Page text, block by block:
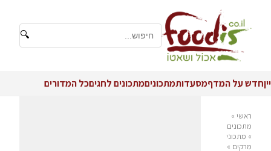
🔍
ייןחדש על המדףמסעדותמתכוניםמתכונים לחגיםכל המדורים
ראשי »
מתכונים
» מתכוני
מרקים »